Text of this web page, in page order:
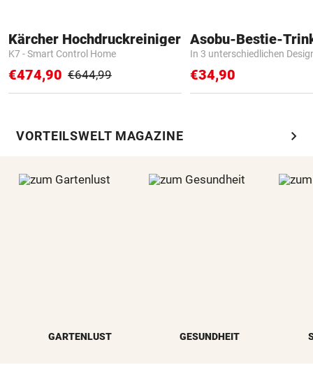
Kärcher Hochdruckreiniger
K7 - Smart Control Home
€474,90 €644,99
Asobu-Bestie-
In 3 unterschiedlichen
€34,90
VORTEILSWELT MAGAZINE chevron_right
GARTENLUST GESUNDHEIT